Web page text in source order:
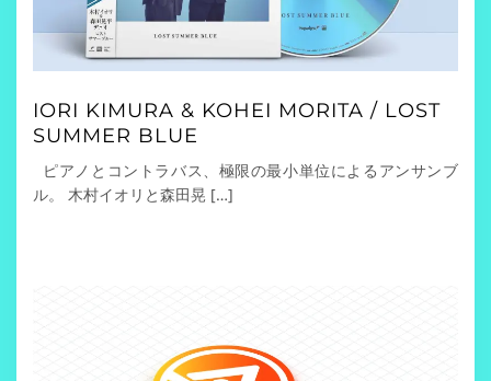
IORI KIMURA & KOHEI MORITA / LOST
SUMMER BLUE
ピアノとコントラバス、極限の最小単位によるアンサンブ
ル。 木村イオリと森田晃 […]